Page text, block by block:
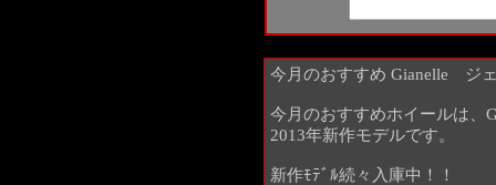
今月のおすすめ Gianelle ジ
今月のおすすめホイールは
2013年新作モデルです。
新作ﾓﾃﾞﾙ続々入庫中！！